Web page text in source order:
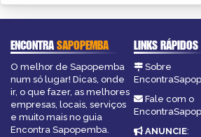
ENCONTRASAPOPEMBA
O melhor de Sapopemba
num só lugar! Dicas, onde
ir, o que fazer, as melhores
empresas, locais, serviços
e muito mais no guia
Encontra Sapopemba.
LINKS RÁPIDOS
Sobre
Fale com o
ANUNCIE: